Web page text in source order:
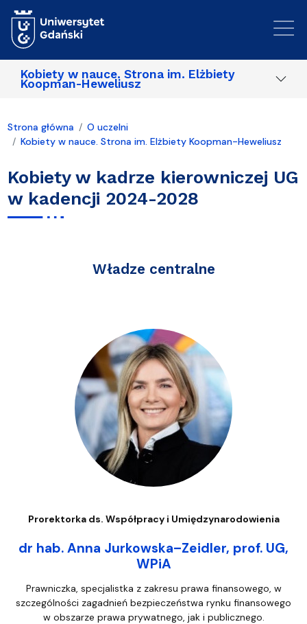
Kobiety w nauce. Strona im. Elżbiety
Koopman-Heweliusz
Strona główna
O uczelni
Kobiety w nauce. Strona im. Elżbiety Koopman-Heweliusz
Kobiety w kadrze kierowniczej UG
w kadencji 2024-2028
Władze centralne
Prorektorka ds. Współpracy i Umiędzynarodowienia
dr hab. Anna Jurkowska–Zeidler, prof. UG,
WPiA
Prawniczka, specjalistka z zakresu prawa finansowego, w
szczególności zagadnień bezpieczeństwa rynku finansowego
w obszarze prawa prywatnego, jak i publicznego.